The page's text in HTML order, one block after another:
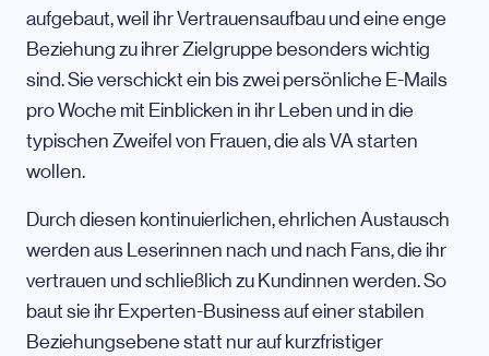
aufgebaut, weil ihr Vertrauensaufbau und eine enge
Beziehung zu ihrer Zielgruppe besonders wichtig
sind. Sie verschickt ein bis zwei persönliche E-Mails
pro Woche mit Einblicken in ihr Leben und in die
typischen Zweifel von Frauen, die als VA starten
wollen.
Durch diesen kontinuierlichen, ehrlichen Austausch
werden aus Leserinnen nach und nach Fans, die ihr
vertrauen und schließlich zu Kundinnen werden. So
baut sie ihr Experten-Business auf einer stabilen
Beziehungsebene statt nur auf kurzfristiger